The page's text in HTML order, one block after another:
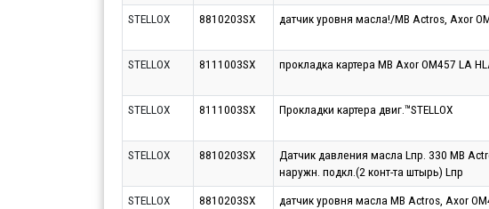
STELLOX 8810203SX датчик уровня масла!/MB Actros, Axor
STELLOX 8111003SX прокладка картера МВ Axor OM457 LA
STELLOX 8111003SX Прокладки картера двиг.™STELLOX
STELLOX 8810203SX
Датчик давления масла Lпр. 330 MB
наружн. подкл.(2 конт-та штырь) Lпр
STELLOX 8810203SX датчик уровня масла MB Actros, Axor